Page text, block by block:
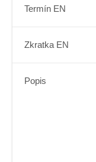
Termín EN
Zkratka EN
Popis